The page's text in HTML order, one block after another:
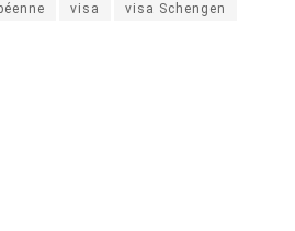
visa visa Schengen